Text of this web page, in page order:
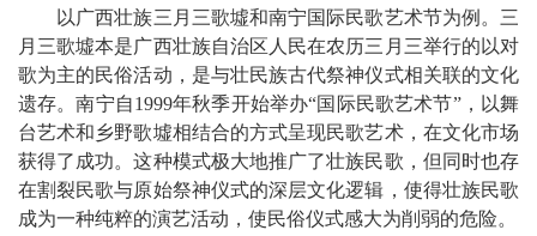
以广西壮族三月三歌墟和南宁国际民歌艺术节为例。三
月三歌墟本是广西壮族自治区人民在农历三月三举行的以对
歌为主的民俗活动，是与壮民族古代祭神仪式相关联的文化
遗存。南宁自1999年秋季开始举办“国际民歌艺术节”，以舞
台艺术和乡野歌墟相结合的方式呈现民歌艺术，在文化市场
获得了成功。这种模式极大地推广了壮族民歌，但同时也存
在割裂民歌与原始祭神仪式的深层文化逻辑，使得壮族民歌
成为一种纯粹的演艺活动，使民俗仪式感大为削弱的危险。